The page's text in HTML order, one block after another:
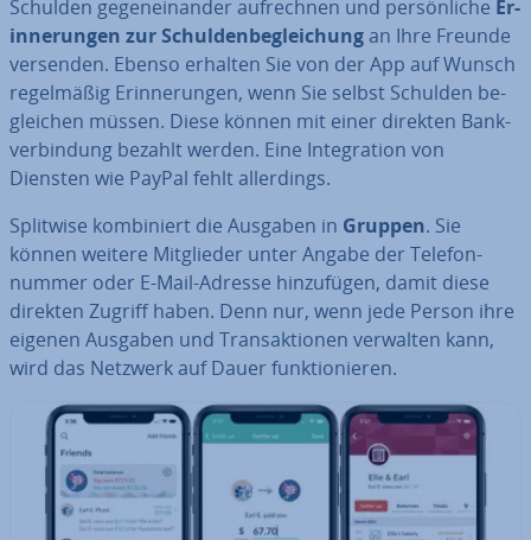
Schulden ge­gen­ein­an­der auf­rech­nen und per­sön­li­che Er­
in­ne­run­gen zur Schul­den­be­glei­chungan Ihre Freunde
versenden. Ebenso erhalten Sie von der App auf Wunsch
re­gel­mä­ßig Er­in­ne­run­gen, wenn Sie selbst Schulden be­
glei­chen müssen. Diese können mit einer direkten Bank­
ver­bin­dung bezahlt werden. Eine In­te­gra­ti­on von
Diensten wie PayPal fehlt al­ler­dings.
Splitwise kom­bi­niert die Ausgaben in Gruppen. Sie
können weitere Mit­glie­der unter Angabe der Te­le­fon­
num­mer oder E-Mail-Adresse hin­zu­fü­gen, damit diese
direkten Zugriff haben. Denn nur, wenn jede Person ihre
eigenen Ausgaben und Trans­ak­tio­nen verwalten kann,
wird das Netzwerk auf Dauer funk­tio­nie­ren.